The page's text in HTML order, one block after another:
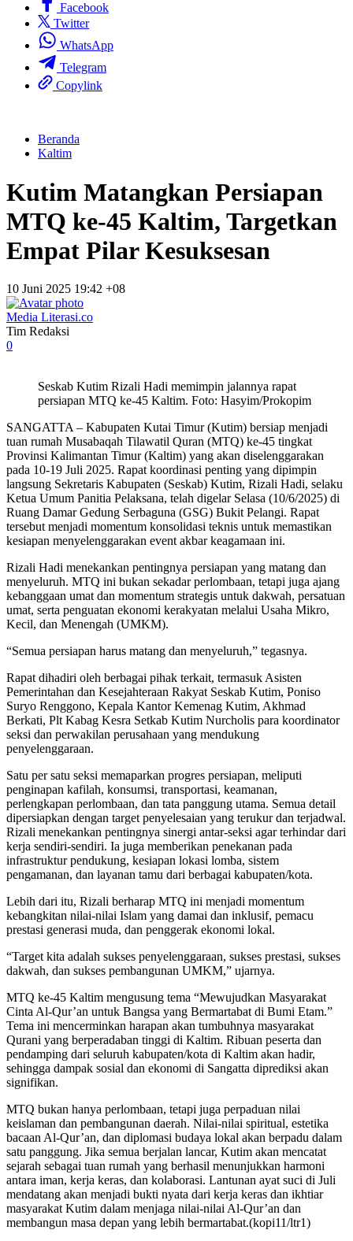
Facebook
Twitter
WhatsApp
Telegram
Copylink
Beranda
Kaltim
Kutim Matangkan Persiapan
MTQ ke-45 Kaltim, Targetkan
Empat Pilar Kesuksesan
10 Juni 2025 19:42 +08
Media Literasi.co
Tim Redaksi
0
Seskab Kutim Rizali Hadi memimpin jalannya rapat
persiapan MTQ ke-45 Kaltim. Foto: Hasyim/Prokopim
SANGATTA – Kabupaten Kutai Timur (Kutim) bersiap menjadi
tuan rumah Musabaqah Tilawatil Quran (MTQ) ke-45 tingkat
Provinsi Kalimantan Timur (Kaltim) yang akan diselenggarakan
pada 10-19 Juli 2025. Rapat koordinasi penting yang dipimpin
langsung Sekretaris Kabupaten (Seskab) Kutim, Rizali Hadi, selaku
Ketua Umum Panitia Pelaksana, telah digelar Selasa (10/6/2025) di
Ruang Damar Gedung Serbaguna (GSG) Bukit Pelangi. Rapat
tersebut menjadi momentum konsolidasi teknis untuk memastikan
kesiapan menyelenggarakan event akbar keagamaan ini.
Rizali Hadi menekankan pentingnya persiapan yang matang dan
menyeluruh. MTQ ini bukan sekadar perlombaan, tetapi juga ajang
kebanggaan umat dan momentum strategis untuk dakwah, persatuan
umat, serta penguatan ekonomi kerakyatan melalui Usaha Mikro,
Kecil, dan Menengah (UMKM).
“Semua persiapan harus matang dan menyeluruh,” tegasnya.
Rapat dihadiri oleh berbagai pihak terkait, termasuk Asisten
Pemerintahan dan Kesejahteraan Rakyat Seskab Kutim, Poniso
Suryo Renggono, Kepala Kantor Kemenag Kutim, Akhmad
Berkati, Plt Kabag Kesra Setkab Kutim Nurcholis para koordinator
seksi dan perwakilan perusahaan yang mendukung
penyelenggaraan.
Satu per satu seksi memaparkan progres persiapan, meliputi
penginapan kafilah, konsumsi, transportasi, keamanan,
perlengkapan perlombaan, dan tata panggung utama. Semua detail
dipersiapkan dengan target penyelesaian yang terukur dan terjadwal.
Rizali menekankan pentingnya sinergi antar-seksi agar terhindar dari
kerja sendiri-sendiri. Ia juga memberikan penekanan pada
infrastruktur pendukung, kesiapan lokasi lomba, sistem
pengamanan, dan layanan tamu dari berbagai kabupaten/kota.
Lebih dari itu, Rizali berharap MTQ ini menjadi momentum
kebangkitan nilai-nilai Islam yang damai dan inklusif, pemacu
prestasi generasi muda, dan penggerak ekonomi lokal.
“Target kita adalah sukses penyelenggaraan, sukses prestasi, sukses
dakwah, dan sukses pembangunan UMKM,” ujarnya.
MTQ ke-45 Kaltim mengusung tema “Mewujudkan Masyarakat
Cinta Al-Qur’an untuk Bangsa yang Bermartabat di Bumi Etam.”
Tema ini mencerminkan harapan akan tumbuhnya masyarakat
Qurani yang berperadaban tinggi di Kaltim. Ribuan peserta dan
pendamping dari seluruh kabupaten/kota di Kaltim akan hadir,
sehingga dampak sosial dan ekonomi di Sangatta diprediksi akan
signifikan.
MTQ bukan hanya perlombaan, tetapi juga perpaduan nilai
keislaman dan pembangunan daerah. Nilai-nilai spiritual, estetika
bacaan Al-Qur’an, dan diplomasi budaya lokal akan berpadu dalam
satu panggung. Jika semua berjalan lancar, Kutim akan mencatat
sejarah sebagai tuan rumah yang berhasil menunjukkan harmoni
antara iman, kerja keras, dan kolaborasi. Lantunan ayat suci di Juli
mendatang akan menjadi bukti nyata dari kerja keras dan ikhtiar
masyarakat Kutim dalam menjaga nilai-nilai Al-Qur’an dan
membangun masa depan yang lebih bermartabat.(kopi11/ltr1)